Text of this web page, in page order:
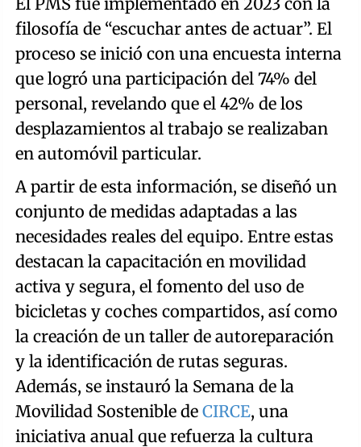
filosofía de “escuchar antes de actuar”. El
proceso se inició con una encuesta interna
que logró una participación del 74% del
personal, revelando que el 42% de los
desplazamientos al trabajo se realizaban
en automóvil particular.
A partir de esta información, se diseñó un
conjunto de medidas adaptadas a las
necesidades reales del equipo. Entre estas
destacan la capacitación en movilidad
activa y segura, el fomento del uso de
bicicletas y coches compartidos, así como
la creación de un taller de autoreparación
y la identificación de rutas seguras.
Además, se instauró la Semana de la
Movilidad Sostenible de CIRCE, una
iniciativa anual que refuerza la cultura